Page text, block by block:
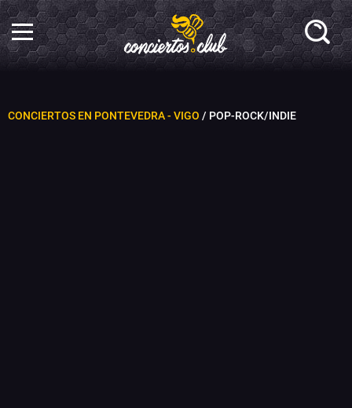
CONCIERTOS EN PONTEVEDRA - VIGO / POP-ROCK/INDIE